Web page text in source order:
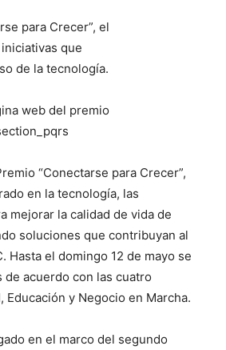
para Crecer”, el
que
de la tecnología.
web del premio
“Conectarse para Crecer”,
en la tecnología, las
mejorar la calidad de vida de
soluciones que contribuyan al
Hasta el domingo 12 de mayo se
acuerdo con las cuatro
y Negocio en Marcha.
en el marco del segundo